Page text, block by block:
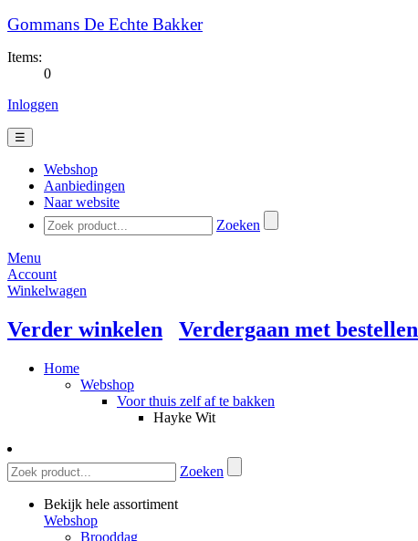
Gommans De Echte Bakker
Items:
0
Inloggen
☰
Webshop
Aanbiedingen
Naar website
Zoeken
Menu
Account
Winkelwagen
Verder winkelen Verdergaan met bestellen
Home
Webshop
Voor thuis zelf af te bakken
Hayke Wit
Zoeken
Bekijk hele assortiment
Webshop
Brooddag